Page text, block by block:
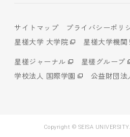
サイトマップ
プライバシーポリ
星槎大学 大学院
星槎大学機関
星槎ジャーナル
星槎グループ
学校法人 国際学園
公益財団法
Copyright © SEISA